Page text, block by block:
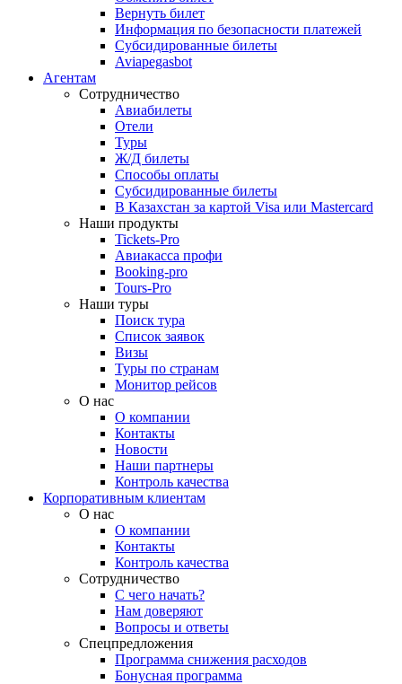
Вернуть билет
Информация по безопасности платежей
Субсидированные билеты
Aviapegasbot
Агентам
Сотрудничество
Авиабилеты
Отели
Туры
Ж/Д билеты
Способы оплаты
Субсидированные билеты
В Казахстан за картой Visa или Masterсard
Наши продукты
Tickets-Pro
Авиакасса профи
Booking-pro
Tours-Pro
Наши туры
Поиск тура
Список заявок
Визы
Туры по странам
Монитор рейсов
О нас
О компании
Контакты
Новости
Наши партнеры
Контроль качества
Корпоративным клиентам
О нас
О компании
Контакты
Контроль качества
Сотрудничество
С чего начать?
Нам доверяют
Вопросы и ответы
Спецпредложения
Программа снижения расходов
Бонусная программа